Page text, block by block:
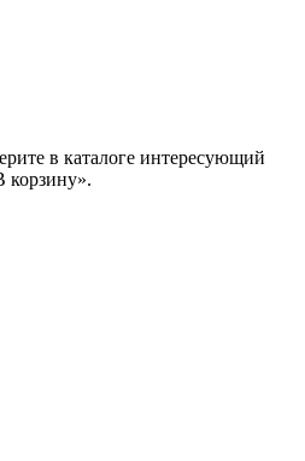
в каталоге интересующий
корзину».